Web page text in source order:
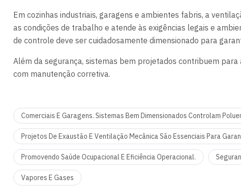
Em cozinhas industriais, garagens e ambientes fabris, a
as condições de trabalho e atende às exigências legais e
de controle deve ser cuidadosamente dimensionado para
Além da segurança, sistemas bem projetados contribuem
com manutenção corretiva.
Comerciais E Garagens. Sistemas Bem Dimensionados Controlam
Projetos De Exaustão E Ventilação Mecânica São Essenciais Para
Promovendo Saúde Ocupacional E Eficiência Operacional.
Vapores E Gases